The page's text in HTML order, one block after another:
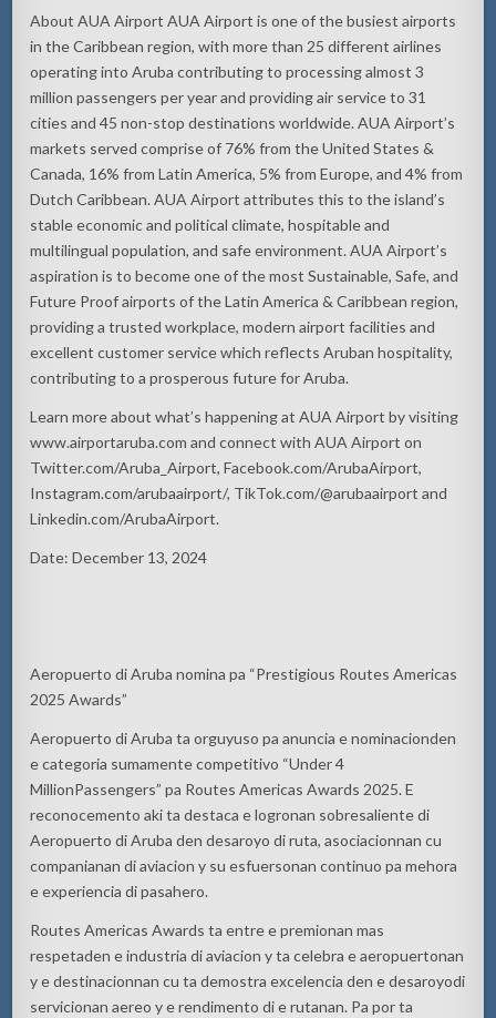
About AUA Airport AUA Airport is one of the busiest airports
in the Caribbean region, with more than 25 different airlines
operating into Aruba contributing to processing almost 3
million passengers per year and providing air service to 31
cities and 45 non-stop destinations worldwide. AUA Airport’s
markets served comprise of 76% from the United States &
Canada, 16% from Latin America, 5% from Europe, and 4% from
Dutch Caribbean. AUA Airport attributes this to the island’s
stable economicand political climate, hospitable and
multilingual population, and safe environment. AUA Airport’s
aspiration is to become one of the most Sustainable, Safe, and
Future Proof airports of the Latin America& Caribbean region,
providing a trusted workplace, modern airport facilities and
excellent customer service which reflects Aruban hospitality,
contributing to a prosperous future for Aruba.
Learn more about what’s happening at AUA Airport by visiting
www.airportaruba.com and connect with AUA Airport on
Twitter.com/Aruba_Airport, Facebook.com/ArubaAirport,
Instagram.com/arubaairport/, TikTok.com/@arubaairport and
Linkedin.com/ArubaAirport.
Date: December 13, 2024
Aeropuerto di Aruba nomina pa “Prestigious Routes Americas
2025 Awards”
Aeropuerto di Aruba taorguyuso paanuncia enominacionden
ecategoria sumamentecompetitivo “Under 4
MillionPassengers” pa Routes Americas Awards 2025. E
reconocemento akitadestaca elogronan sobresalientedi
Aeropuerto di Aruba dendesaroyo diruta,asociacionnan cu
companianan diaviacion y su esfuersonan continuo pamehora
eexperiencia dipasahero.
Routes Americas Awards taentre epremionan mas
respetaden eindustria diaviacion y tacelebra eaeropuertonan
y edestinacionnan cu ta demostra excelencia den edesaroyodi
servicionan aereo y erendimento di erutanan. Paporta